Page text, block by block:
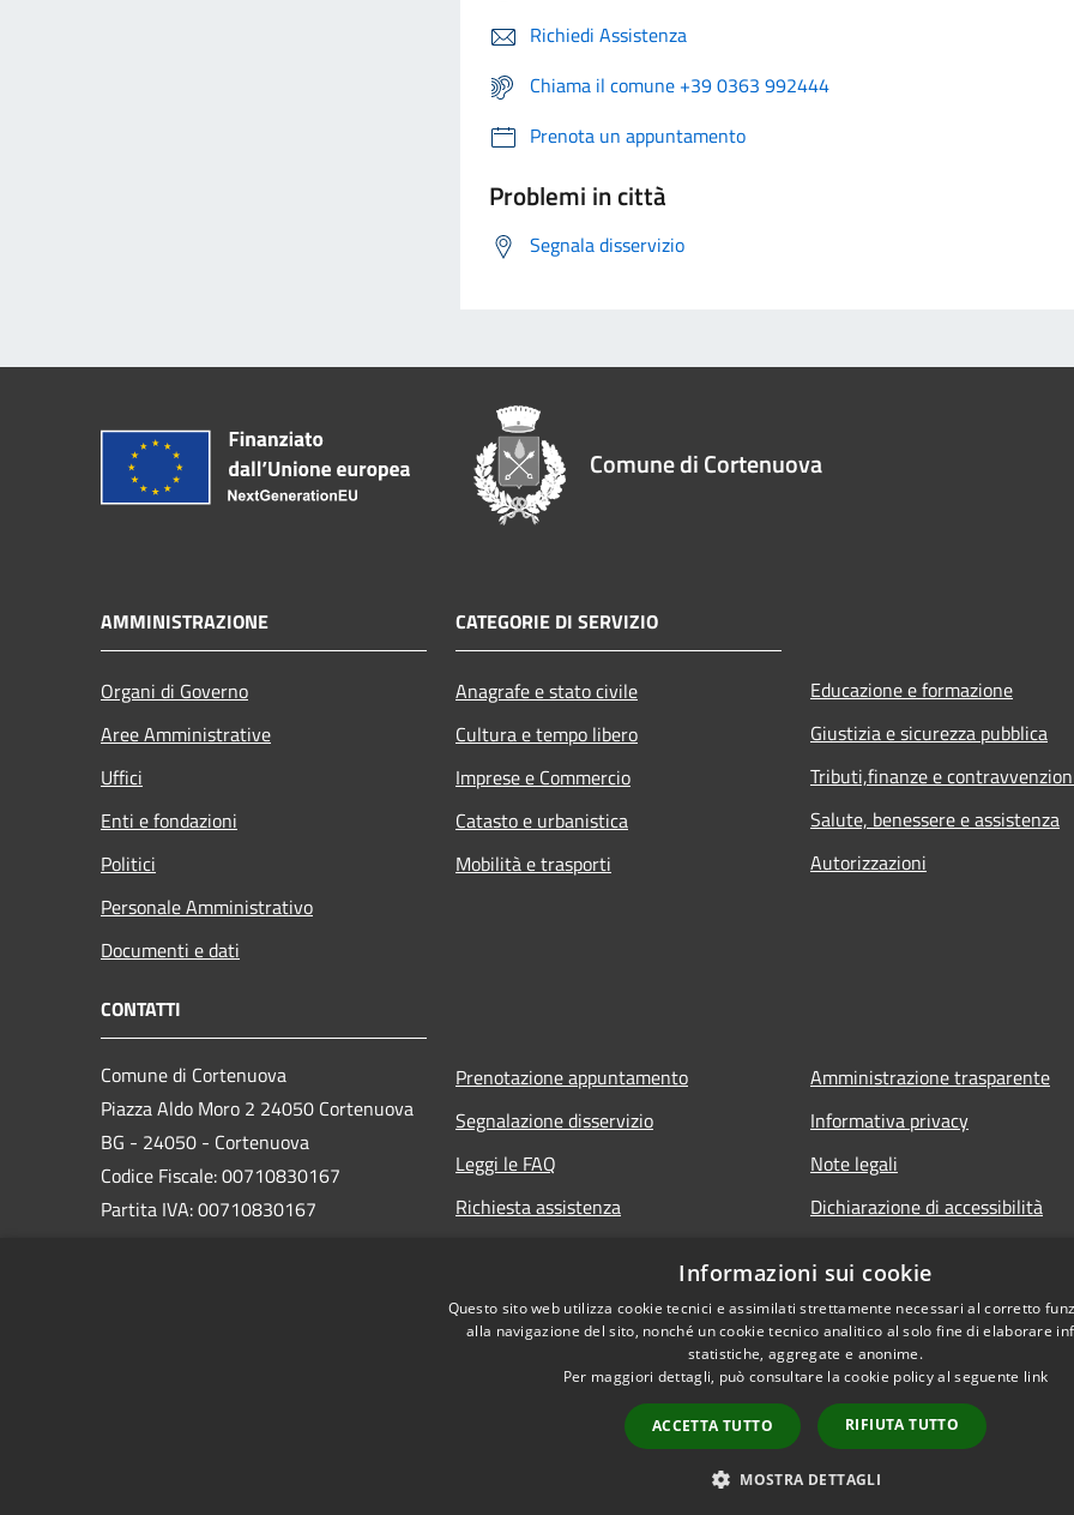
Richiedi Assistenza
Chiama il comune +39 0363 992444
Prenota un appuntamento
Problemi in città
Segnala disservizio
Comune di Cortenuova
AMMINISTRAZIONE
Organi di Governo
Aree Amministrative
Uffici
Enti e fondazioni
Politici
Personale Amministrativo
Documenti e dati
CATEGORIE DI SERVIZIO
Anagrafe e stato civile
Cultura e tempo libero
Imprese e Commercio
Catasto e urbanistica
Mobilità e trasporti
Educazione e formazione
Giustizia e sicurezza pubblica
Tributi,finanze e
Salute, benessere e assistenza
Autorizzazioni
CONTATTI
Comune di Cortenuova
Piazza Aldo Moro 2 24050 Cortenuova
BG - 24050 - Cortenuova
Codice Fiscale: 00710830167
Partita IVA: 00710830167
Prenotazione appuntamento
Segnalazione disservizio
Leggi le FAQ
Richiesta assistenza
Amministrazione trasparente
Informativa privacy
Note legali
Dichiarazione di accessibilità
Copyright © 2026 • Comune di
Informazioni sui cookie
Questo sito web utilizza cookie tecnici e assimilati strettamente necessari al corretto
alla navigazione del sito, nonché un cookie tecnico analitico al solo fine di elaborare
statistiche, aggregate e anonime.
Per maggiori dettagli, può consultare la cookie policy al seguente link
ACCETTA TUTTO RIFIUTA TUTTO
MOSTRA DETTAGLI